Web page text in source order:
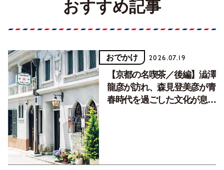
おすすめ記事
おでかけ 2026.07.19
【京都の名喫茶／後編】澁澤
龍彦が訪れ、森見登美彦が青
春時代を過ごした文化が息づ